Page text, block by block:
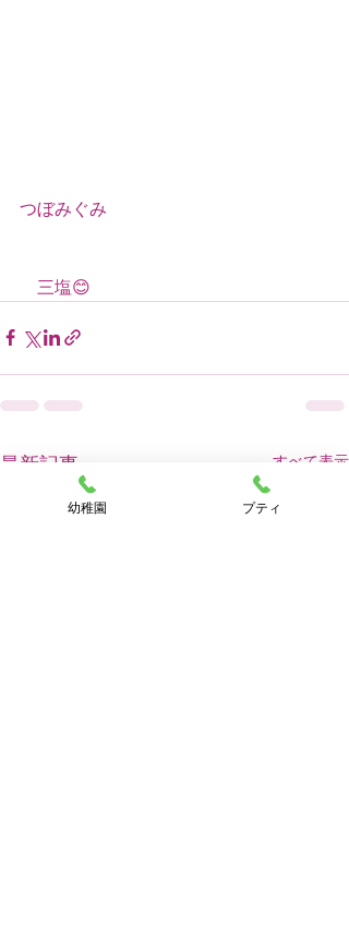
つぼみぐみ
三塩😊
最新記事 すべて表示
幼稚園 プティ